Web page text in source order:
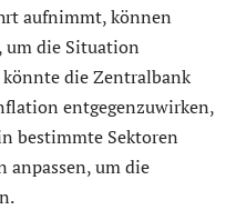
aufnimmt, können
um die Situation
die Zentralbank
entgegenzuwirken,
bestimmte Sektoren
anpassen, um die